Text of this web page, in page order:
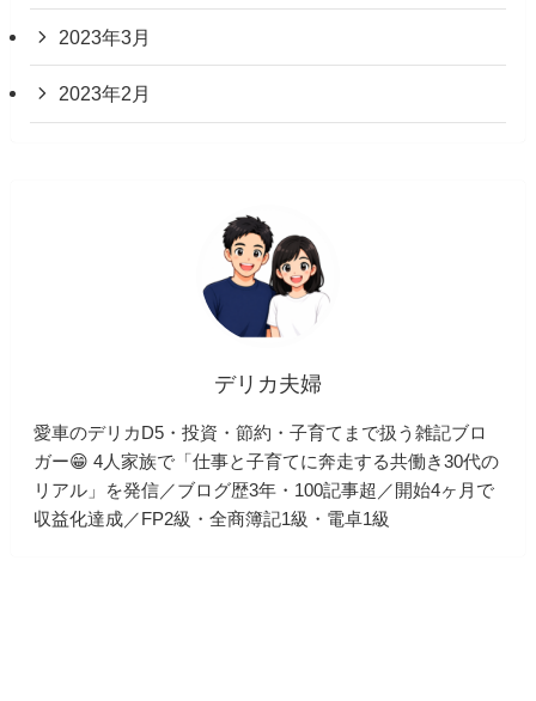
2023年3月
2023年2月
デリカ夫婦
愛車のデリカD5・投資・節約・子育てまで扱う雑記ブロ
ガー😁 4人家族で「仕事と子育てに奔走する共働き30代の
リアル」を発信／ブログ歴3年・100記事超／開始4ヶ月で
収益化達成／FP2級・全商簿記1級・電卓1級